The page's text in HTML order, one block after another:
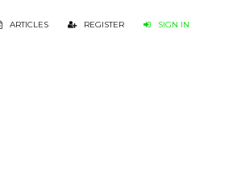
ARTICLES REGISTER SIGN IN